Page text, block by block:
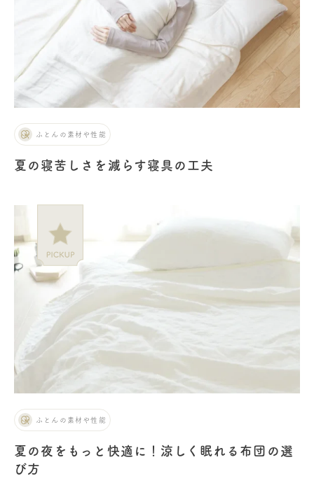
ふとんの素材や性能
夏の寝苦しさを減らす寝具の工夫
ふとんの素材や性能
夏の夜をもっと快適に！涼しく眠れる布団の選
び方